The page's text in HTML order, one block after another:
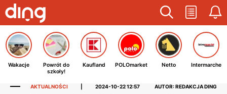
Wakacje
Powrót do
szkoły!
Kaufland POLOmarket Netto Intermarche
AKTUALNOŚCI 2024-10-22 12:57 AUTOR: REDAKCJA DING